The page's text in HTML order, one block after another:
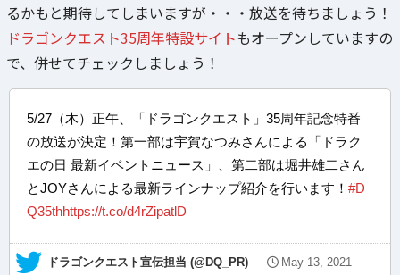
るかもと期待してしまいますが・・・放送を待ちましょう！
ドラゴンクエスト35周年特設サイトもオープンしていますの
で、併せてチェックしましょう！
5/27（木）正午、「ドラゴンクエスト」35周年記念特番
の放送が決定！第一部は宇賀なつみさんによる「ドラク
エの日 最新イベントニュース」、第二部は堀井雄二さん
とJOYさんによる最新ラインナップ紹介を行います！ #D
Q35thhttps://t.co/d4rZipatlD
— ドラゴンクエスト宣伝担当 (@DQ_PR) May 13, 2021